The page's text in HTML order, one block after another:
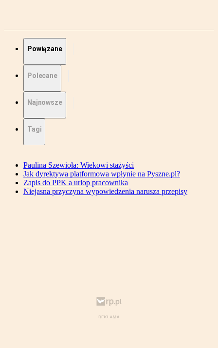
Powiązane
Polecane
Najnowsze
Tagi
Paulina Szewioła: Wiekowi stażyści
Jak dyrektywa platformowa wpłynie na Pyszne.pl?
Zapis do PPK a urlop pracownika
Niejasna przyczyna wypowiedzenia narusza przepisy